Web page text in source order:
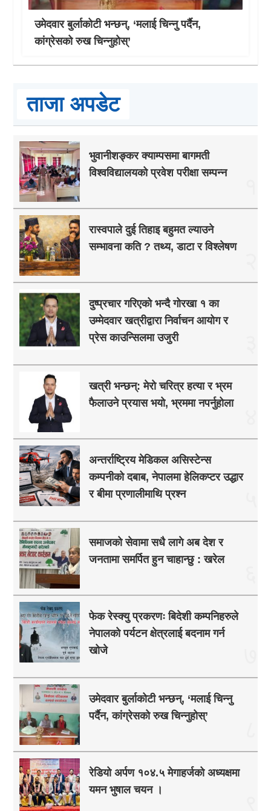
उमेदवार बुर्लाकोटी भन्छन्, ‘मलाई चिन्नु पर्दैन,
कांग्रेसको रुख चिन्नुहोस्’
ताजा अपडेट
भुवानीशङ्कर क्याम्पसमा बागमती
विश्वविद्यालयको प्रवेश परीक्षा सम्पन्न
रास्वपाले दुई तिहाइ बहुमत ल्याउने
सम्भावना कति ? तथ्य, डाटा र विश्लेषण
दुष्प्रचार गरिएको भन्दै गोरखा १ का
उम्मेदवार खत्रीद्वारा निर्वाचन आयोग र
प्रेस काउन्सिलमा उजुरी
खत्री भन्छन्: मेरो चरित्र हत्या र भ्रम
फैलाउने प्रयास भयो, भ्रममा नपर्नुहोला
अन्तर्राष्ट्रिय मेडिकल असिस्टेन्स
कम्पनीको दबाब, नेपालमा हेलिकप्टर उद्धार
र बीमा प्रणालीमाथि प्रश्न
समाजको सेवामा सधै लागे अब देश र
जनतामा समर्पित हुन चाहान्छु : खरेल
फेक रेस्क्यु प्रकरणः बिदेशी कम्पनिहरुले
नेपालको पर्यटन क्षेत्रलाई बदनाम गर्न
खोजे
उमेदवार बुर्लाकोटी भन्छन्, ‘मलाई चिन्नु
पर्दैन, कांग्रेसको रुख चिन्नुहोस्’
रेडियो अर्पण १०४.५ मेगाहर्जको अध्यक्षमा
यमन भुषाल चयन ।